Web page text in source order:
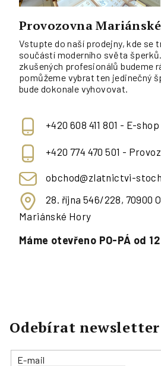
Provozovna
Vstupte do naší prodejny, kde se
součástí moderního světa
zkušených profesionálů budeme
pomůžeme vybrat ten jedinečný
bude dokonale vyhovovat.
+420 608 411 801 - E-shop
+420 774 470 501 -
obchod@zlatnictvi-
28. října 546/228, 70900
Mariánské Hory
Máme otevřeno PO-PÁ od
Odebírat newsletter
E-mail